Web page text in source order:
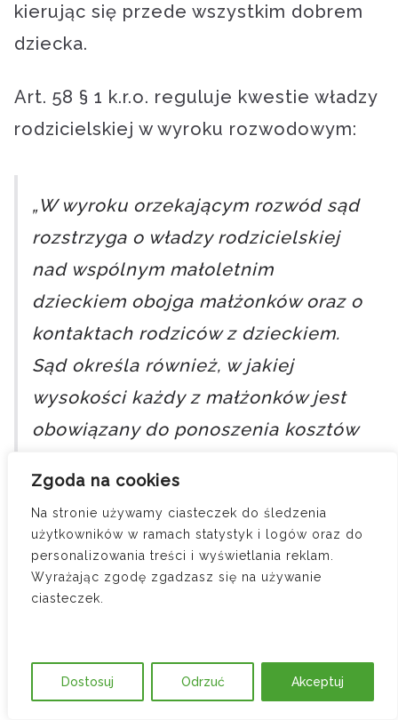
Zgoda na cookies
Na stronie używamy ciasteczek do śledzenia
użytkowników w ramach statystyk i logów oraz do
personalizowania treści i wyświetlania reklam.
Wyrażając zgodę zgadzasz się na używanie
ciasteczek.
Dostosuj Odrzuć Akceptuj
kierując się przede wszystkim dobrem
dziecka.
Art. 58 § 1 k.r.o. reguluje kwestie władzy
rodzicielskiej w wyroku rozwodowym:
„W wyroku orzekającym rozwód sąd
rozstrzyga o władzy rodzicielskiej
nad wspólnym małoletnim
dzieckiem obojga małżonków oraz o
kontaktach rodziców z dzieckiem.
Sąd określa również, w jakiej
wysokości każdy z małżonków jest
obowiązany do ponoszenia kosztów
Sąd może:
– pozostawić władzę rodzicielską
obojgu rodzicom (najczęściej przy tzw.
– powierzyć wykonywanie władzy
rodzicielskiej jednemu rodzicowi,